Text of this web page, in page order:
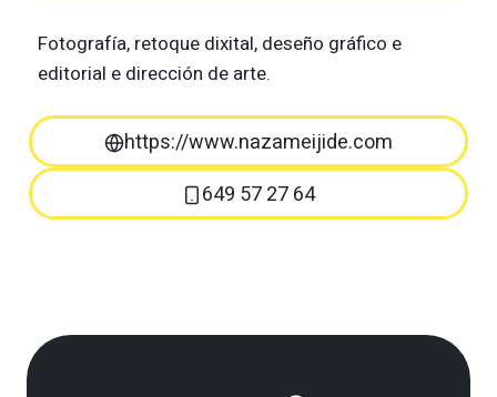
Fotografía, retoque dixital, deseño gráfico e
editorial e dirección de arte.
https://www.nazameijide.com
649 57 27 64